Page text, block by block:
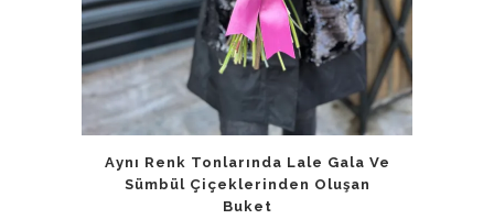
Aynı Renk Tonlarında Lale Gala Ve
Sümbül Çiçeklerinden Oluşan
Buket